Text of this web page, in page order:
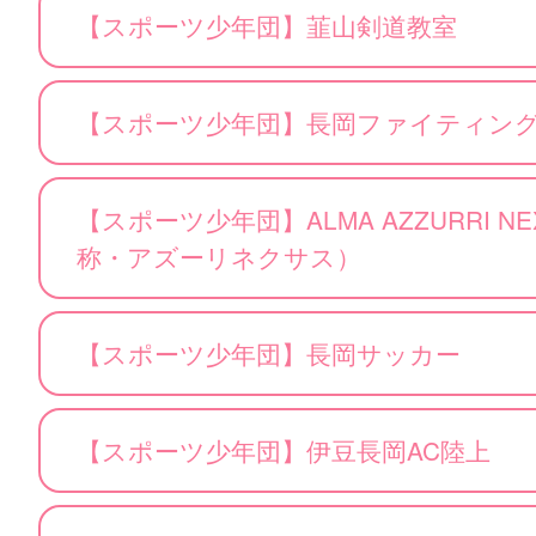
【スポーツ少年団】韮山剣道教室
【スポーツ少年団】長岡ファイティン
【スポーツ少年団】ALMA AZZURRI
称・アズーリネクサス）
【スポーツ少年団】長岡サッカー
【スポーツ少年団】伊豆長岡AC陸上